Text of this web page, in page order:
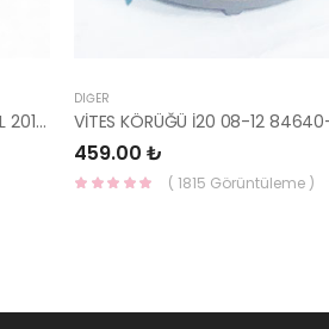
İ20 ARKA ÇAMURLUK DIŞ BAKALİTİ SOL 2015- ( PARLAK SİYAH ) 87360-C8000-YS
DIĞER
VİTES KÖRÜĞÜ İ20 08-12
459.00 ₺
( 1815 Görüntüleme )